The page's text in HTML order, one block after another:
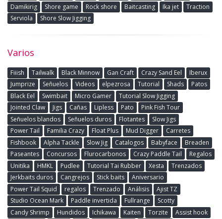
Damikirig
Shore game Rock shore Baitcasting Ika jet
Traction
Serviola
Shore Slow Jigging
Varios
Fiiish Tailwalk Black Minnow Gan Craft Crazy Sand Eel
Iberux
Jumprize
Señuelos Videos elpezrosa Tutorial Shads
Patos
Black Eel
Swimbait Micro Gamer
Tutorial Slow Jigging
Jointed Claw
Jigs Cañas Lipless Pato
Pink Fish Tour
Señuelos blandos
Señuelos duros Flotantes
Slow Jigs
Power Tail
Familia Crazy Float Plus Mud Digger
Carretes
Fishbook
Alpha Tackle Slow Jig Catalogos Babyface
Breaden
Paseantes
Concursos Flurocarbonos Crazy Paddle Tail
Regalos
Unitika
HMKL Pudlee Tutorial Tai Rubber Xesta
Trenzados
Jerkbaits duros
Cangrejos Stick baits
Aniversario
Power Tail Squid
regalos Trenzado Análisis
Ajist TZ
Studio Ocean Mark
Paddle invertida Fullrange
Scotty
Candy Shrimp
Hundidos Ichikawa Kaiten Torzite
Assist hook